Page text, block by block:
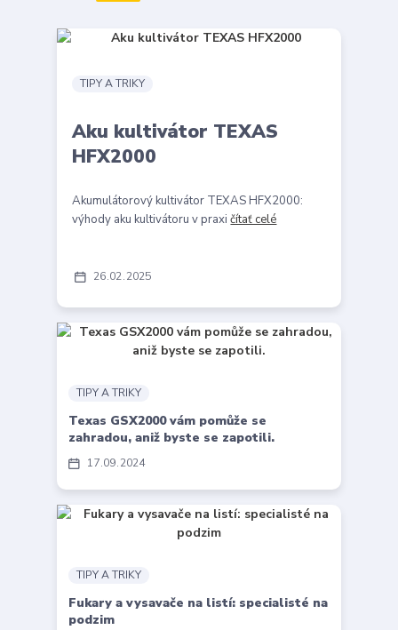
26 02 2025
TIPY A TRIKY
Aku kultivátor TEXAS
HFX2000
Akumulátorový kultivátor TEXAS HFX2000:
výhody aku kultivátoru v praxičítať celé
17 09 2024
TIPY A TRIKY
Texas GSX2000 vám pomůže se
zahradou, aniž byste se zapotili.
TIPY A TRIKY
Fukary a vysavače na listí: specialisté na
podzim